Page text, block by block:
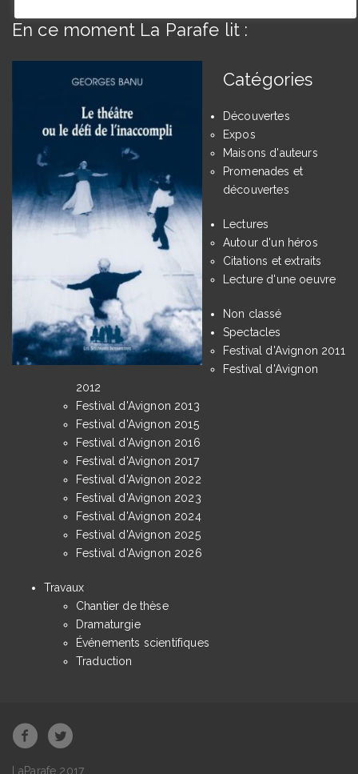
En ce moment La Parafe lit :
Catégories
Découvertes
Expos
Maisons d'auteurs
Promenades et
découvertes
Lectures
Autour d'un héros
Citations et extraits
Lecture d'une oeuvre
Non classé
Spectacles
Festival d'Avignon 2011
Festival d'Avignon
2012
Festival d'Avignon 2013
Festival d'Avignon 2015
Festival d'Avignon 2016
Festival d'Avignon 2017
Festival d'Avignon 2022
Festival d'Avignon 2023
Festival d'Avignon 2024
Festival d'Avignon 2025
Festival d'Avignon 2026
Travaux
Chantier de thèse
Dramaturgie
Événements scientifiques
Traduction
LaParafe 2017